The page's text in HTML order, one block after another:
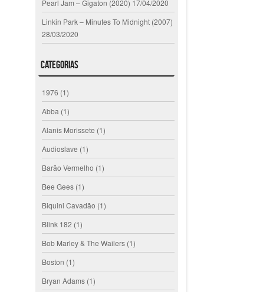
Pearl Jam – Gigaton (2020) 17/04/2020
Linkin Park – Minutes To Midnight (2007)
28/03/2020
Categorias
1976 (1)
Abba (1)
Alanis Morissete (1)
Audioslave (1)
Barão Vermelho (1)
Bee Gees (1)
Biquini Cavadão (1)
Blink 182 (1)
Bob Marley & The Wailers (1)
Boston (1)
Bryan Adams (1)